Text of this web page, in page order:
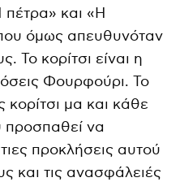
πέτρα» και «Η
όμως απευθυνόταν
Το κορίτσι είναι η
Φουρφούρι. Το
κορίτσι μα και κάθε
προσπαθεί να
προκλήσεις αυτού
και τις ανασφάλειές